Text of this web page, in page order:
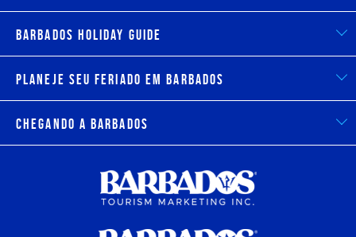
Barbados Holiday Guide
Planeje seu feriado em Barbados
Chegando a Barbados